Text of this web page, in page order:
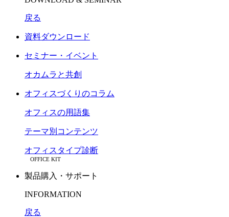
戻る
資料ダウンロード
セミナー・イベント
オカムラと共創
オフィスづくりのコラム
オフィスの用語集
テーマ別コンテンツ
オフィスタイプ診断
OFFICE KIT
製品購入・サポート
INFORMATION
戻る